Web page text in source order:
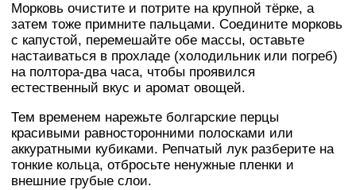
Морковь очистите и потрите на крупной тёрке, а
затем тоже примните пальцами. Соедините морковь
с капустой, перемешайте обе массы, оставьте
настаиваться в прохладе (холодильник или погреб)
на полтора-два часа, чтобы проявился
естественный вкус и аромат овощей.
Тем временем нарежьте болгарские перцы
красивыми равносторонними полосками или
аккуратными кубиками. Репчатый лук разберите на
тонкие кольца, отбросьте ненужные пленки и
внешние грубые слои.